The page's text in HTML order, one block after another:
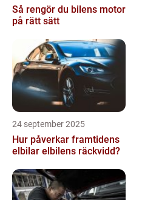
Så rengör du bilens motor
på rätt sätt
24 september 2025
Hur påverkar framtidens
elbilar elbilens räckvidd?